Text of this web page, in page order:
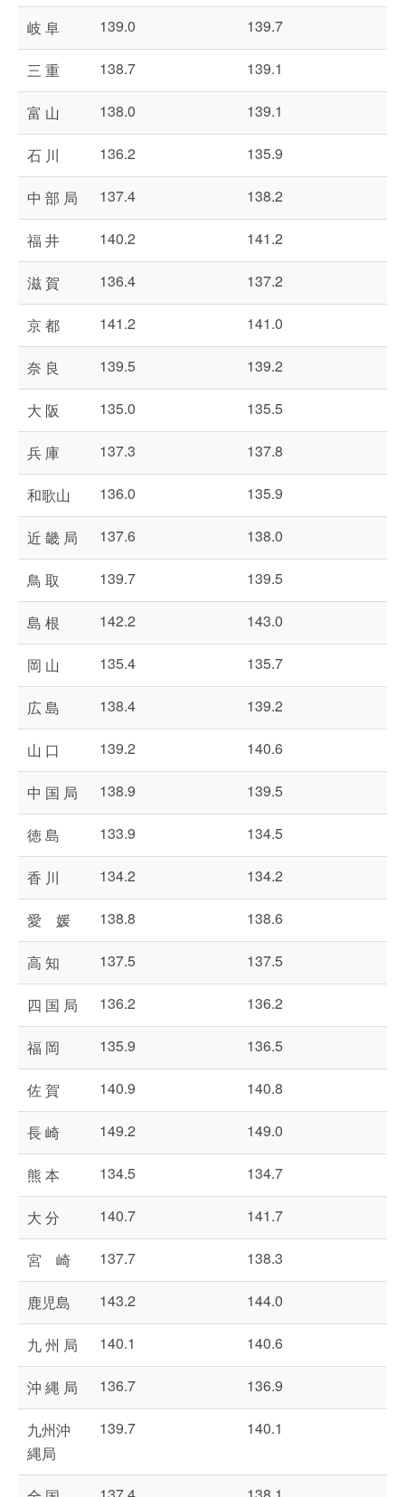
岐 阜 139.0 139.7
三 重 138.7 139.1
富 山 138.0 139.1
石 川 136.2 135.9
中 部 局 137.4 138.2
福 井 140.2 141.2
滋 賀 136.4 137.2
京 都 141.2 141.0
奈 良 139.5 139.2
大 阪 135.0 135.5
兵 庫 137.3 137.8
和歌山 136.0 135.9
近 畿 局 137.6 138.0
鳥 取 139.7 139.5
島 根 142.2 143.0
岡 山 135.4 135.7
広 島 138.4 139.2
山 口 139.2 140.6
中 国 局 138.9 139.5
徳 島 133.9 134.5
香 川 134.2 134.2
愛 媛 138.8 138.6
高 知 137.5 137.5
四 国 局 136.2 136.2
福 岡 135.9 136.5
佐 賀 140.9 140.8
長 崎 149.2 149.0
熊 本 134.5 134.7
大 分 140.7 141.7
宮 崎 137.7 138.3
鹿児島 143.2 144.0
九 州 局 140.1 140.6
沖 縄 局 136.7 136.9
九州沖
縄局
139.7 140.1